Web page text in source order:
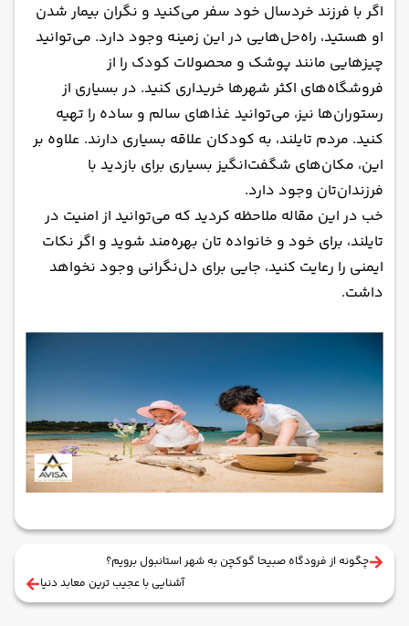
اگر با فرزند خردسال خود سفر می‌کنید و نگران بیمار شدن
او هستید، راه‌حل‌هایی در این زمینه وجود دارد. می‌توانید
چیزهایی مانند پوشک و محصولات کودک را از
فروشگا‌ه‌های اکثر شهرها خریداری کنید. در بسیاری از
رستوران‌ها نیز، می‌توانید غذاهای سالم و ساده را تهیه
کنید. مردم تایلند، به کودکان علاقه بسیاری دارند. علاوه بر
این، مکان‌های شگفت‌انگیز بسیاری برای بازدید با
فرزندان‌تان وجود دارد.
خب در این مقاله ملاحظه کردید که می‌توانید از امنیت در
تایلند، برای خود و خانواده تان بهره‌مند شوید و اگر نکات
ایمنی را رعایت کنید، جایی برای دل‌نگرانی وجود نخواهد
داشت.
چگونه از فرودگاه صبیحا گوکچن به شهر استانبول برویم؟
آشنایی با عجیب ترین معابد دنیا